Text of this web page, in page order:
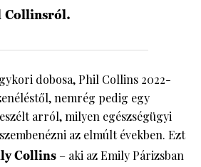
Collinsról.
dobosa, Phil Collins 2022-
nemrég pedig egy
arról, milyen egészségügyi
az elmúlt években. Ezt
Collins – aki az Emily Párizsban